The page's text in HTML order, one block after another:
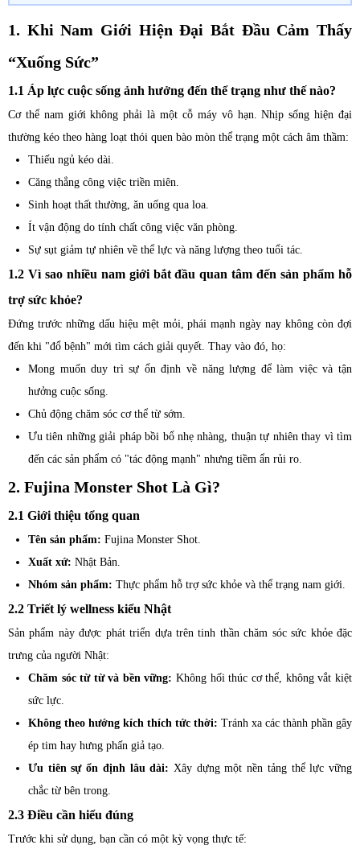
1. Khi Nam Giới Hiện Đại Bắt Đầu Cảm Thấy
“Xuống Sức”
1.1 Áp lực cuộc sống ảnh hưởng đến thể trạng như thế nào?
Cơ thể nam giới không phải là một cỗ máy vô hạn. Nhịp sống hiện đại
thường kéo theo hàng loạt thói quen bào mòn thể trạng một cách âm thầm:
Thiếu ngủ kéo dài.
Căng thẳng công việc triền miên.
Sinh hoạt thất thường, ăn uống qua loa.
Ít vận động do tính chất công việc văn phòng.
Sự sụt giảm tự nhiên về thể lực và năng lượng theo tuổi tác.
1.2 Vì sao nhiều nam giới bắt đầu quan tâm đến sản phẩm hỗ
trợ sức khỏe?
Đứng trước những dấu hiệu mệt mỏi, phái mạnh ngày nay không còn đợi
đến khi "đổ bệnh" mới tìm cách giải quyết. Thay vào đó, họ:
Mong muốn duy trì sự ổn định về năng lượng để làm việc và tận
hưởng cuộc sống.
Chủ động chăm sóc cơ thể từ sớm.
Ưu tiên những giải pháp bồi bổ nhẹ nhàng, thuận tự nhiên thay vì tìm
đến các sản phẩm có "tác động mạnh" nhưng tiềm ẩn rủi ro.
2. Fujina Monster Shot Là Gì?
2.1 Giới thiệu tổng quan
Tên sản phẩm: Fujina Monster Shot.
Xuất xứ: Nhật Bản.
Nhóm sản phẩm: Thực phẩm hỗ trợ sức khỏe và thể trạng nam giới.
2.2 Triết lý wellness kiểu Nhật
Sản phẩm này được phát triển dựa trên tinh thần chăm sóc sức khỏe đặc
trưng của người Nhật:
Chăm sóc từ từ và bền vững: Không hối thúc cơ thể, không vắt kiệt
sức lực.
Không theo hướng kích thích tức thời: Tránh xa các thành phần gây
ép tim hay hưng phấn giả tạo.
Ưu tiên sự ổn định lâu dài: Xây dựng một nền tảng thể lực vững
chắc từ bên trong.
2.3 Điều cần hiểu đúng
Trước khi sử dụng, bạn cần có một kỳ vọng thực tế: